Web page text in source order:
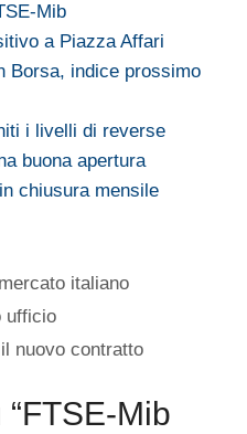
Mib
a Piazza Affari
Borsa, indice prossimo
i livelli di reverse
buona apertura
chiusura mensile
mercato italiano
ufficio
nuovo contratto
Mib